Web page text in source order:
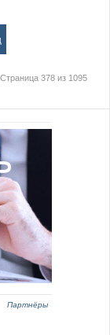
Страница 378 из 1095
Партнёры